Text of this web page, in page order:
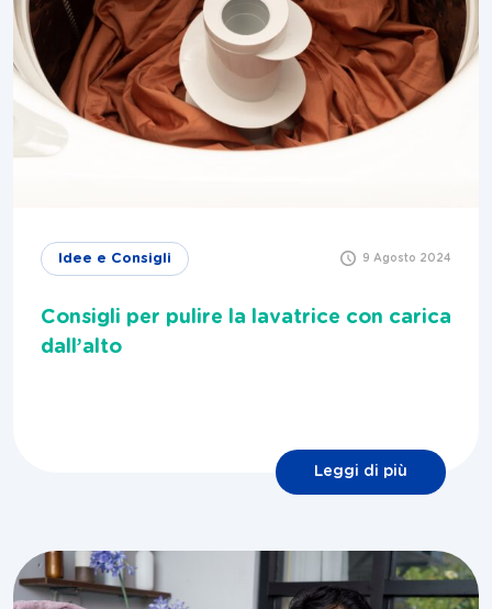
Idee e Consigli 9 Agosto 2024
Consigli per pulire la lavatrice con carica
dall’alto
Leggi di più